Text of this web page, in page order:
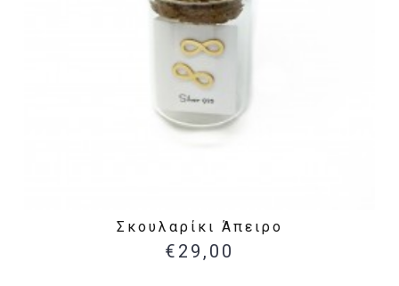
Σκουλαρίκι Άπειρο
€29,00